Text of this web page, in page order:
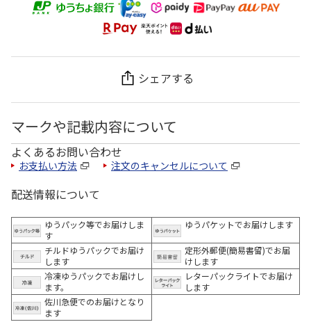
シェアする
マークや記載内容について
よくあるお問い合わせ
お支払い方法 注文のキャンセルについて
配送情報について
ゆうパック等でお届けしま
す
ゆうパケットでお届けします
チルドゆうパックでお届け
します
定形外郵便(簡易書留)でお届
けします
冷凍ゆうパックでお届けし
ます。
レターパックライトでお届け
します
佐川急便でのお届けとなり
ます